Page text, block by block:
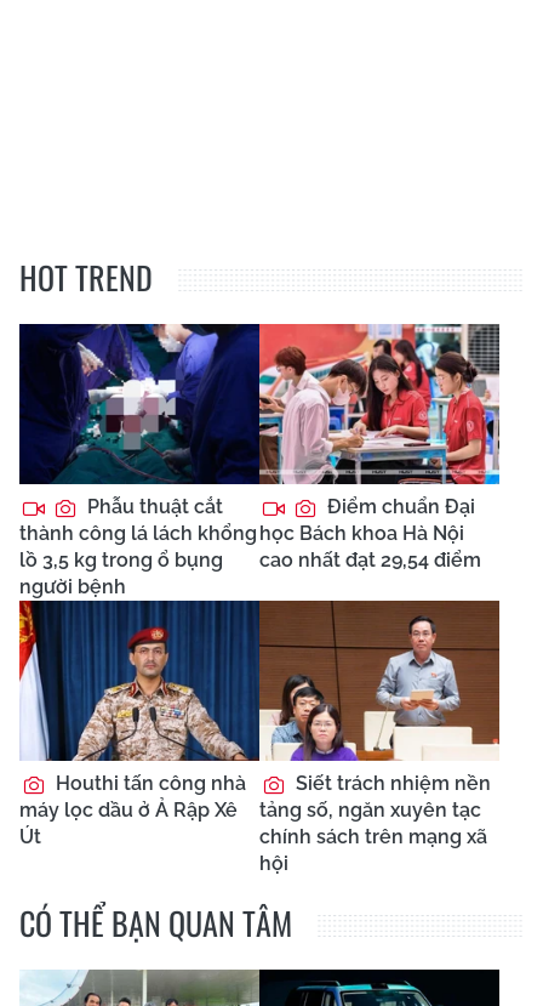
HOT TREND
Phẫu thuật cắt
thành công lá lách khổng
lồ 3,5 kg trong ổ bụng
người bệnh
Điểm chuẩn Đại
học Bách khoa Hà Nội
cao nhất đạt 29,54 điểm
Houthi tấn công nhà
máy lọc dầu ở Ả Rập Xê
Út
Siết trách nhiệm nền
tảng số, ngăn xuyên tạc
chính sách trên mạng xã
hội
CÓ THỂ BẠN QUAN TÂM